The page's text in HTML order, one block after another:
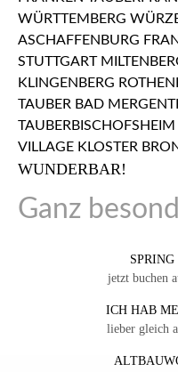
WUNDERBAR!
Ganz
jetzt buchen
ICH HAB
lieber gleich